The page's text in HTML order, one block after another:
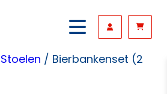
Stoelen / Bierbankenset (2